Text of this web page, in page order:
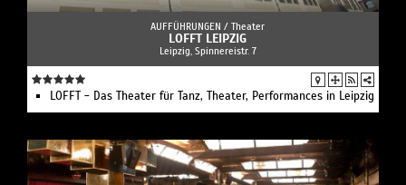
AUFFÜHRUNGEN / Theater
LOFFT LEIPZIG
Leipzig, Spinnereistr. 7
LOFFT - Das Theater für Tanz, Theater, Performances in Leipzig